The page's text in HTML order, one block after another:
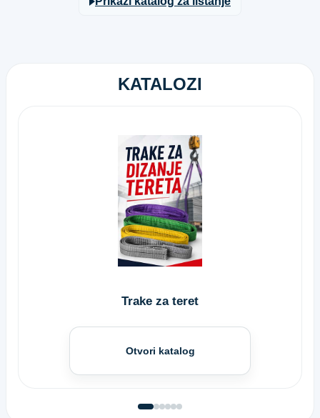
KATALOZI
Trake za teret
Otvori katalog